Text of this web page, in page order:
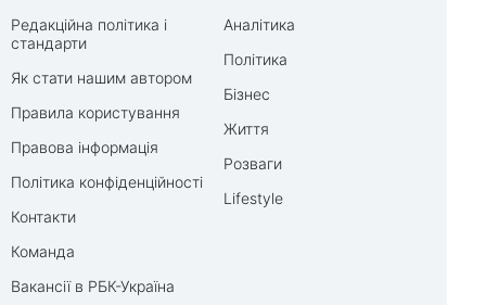
Редакційна політика і
стандарти
Як стати нашим автором
Правила користування
Правова інформація
Політика конфіденційності
Контакти
Команда
Вакансії в РБК-Україна
Аналітика
Політика
Бізнес
Життя
Розваги
Lifestyle